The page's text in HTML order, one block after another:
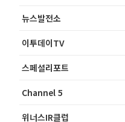
뉴스발전소
이투데이TV
스페셜리포트
Channel 5
위너스IR클럽